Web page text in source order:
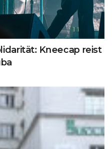
Kneecap reist